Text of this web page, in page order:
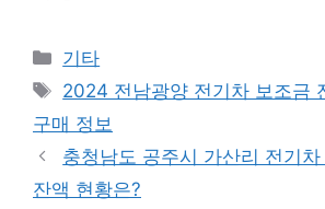
Categories
기타
Tags
2024 전남광양 전기차 보조금
구매 정보
충청남도 공주시 가산리 전기
잔액 현황은?